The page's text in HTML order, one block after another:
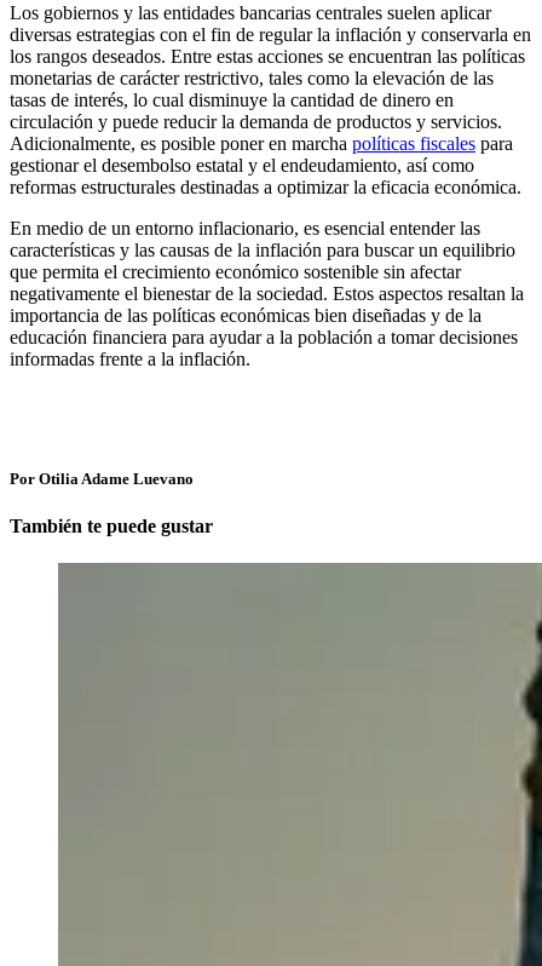
Los gobiernos y las entidades bancarias centrales suelen aplicar
diversas estrategias con el fin de regular la inflación y conservarla en
los rangos deseados. Entre estas acciones se encuentran las políticas
monetarias de carácter restrictivo, tales como la elevación de las
tasas de interés, lo cual disminuye la cantidad de dinero en
circulación y puede reducir la demanda de productos y servicios.
Adicionalmente, es posible poner en marcha políticas fiscales para
gestionar el desembolso estatal y el endeudamiento, así como
reformas estructurales destinadas a optimizar la eficacia económica.
En medio de un entorno inflacionario, es esencial entender las
características y las causas de la inflación para buscar un equilibrio
que permita el crecimiento económico sostenible sin afectar
negativamente el bienestar de la sociedad. Estos aspectos resaltan la
importancia de las políticas económicas bien diseñadas y de la
educación financiera para ayudar a la población a tomar decisiones
informadas frente a la inflación.
Por Otilia Adame Luevano
También te puede gustar